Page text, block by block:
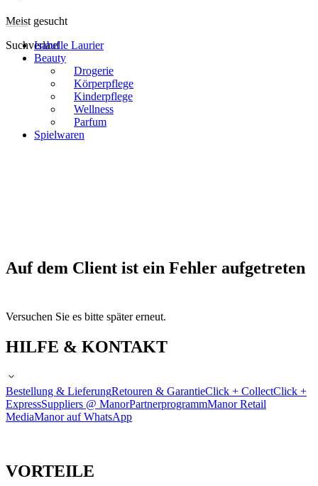
Meist gesucht
SuchverlaufIsabelle Laurier
Beauty
Drogerie
Körperpflege
Kinderpflege
Wellness
Parfum
Spielwaren
Auf dem Client ist ein Fehler aufgetreten
Versuchen Sie es bitte später erneut.
HILFE & KONTAKT
Bestellung & LieferungRetouren & GarantieClick + CollectClick +
ExpressSuppliers @ ManorPartnerprogrammManor Retail
MediaManor auf WhatsApp
VORTEILE